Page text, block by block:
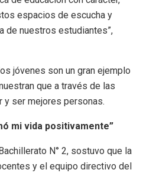
espacios de escucha y
de nuestros estudiantes”,
jóvenes son un gran ejemplo
que a través de las
y ser mejores personas.
mi vida positivamente”
N° 2, sostuvo que la
y el equipo directivo del